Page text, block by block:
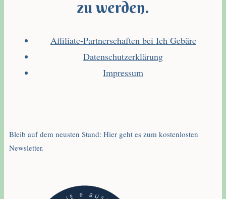
zu werden.
Affiliate-Partnerschaften bei Ich Gebäre
Datenschutzerklärung
Impressum
Bleib auf dem neusten Stand: Hier geht es zum kostenlosten
Newsletter.